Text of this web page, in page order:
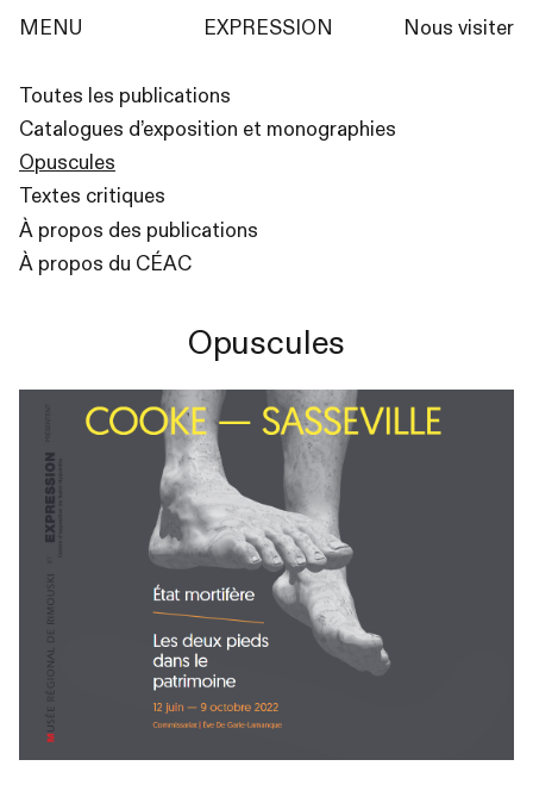
MENU EXPRESSION Nous visiter
Toutes les publications
Catalogues d’exposition et monographies
Opuscules
Textes critiques
À propos des publications
À propos du CÉAC
Opuscules